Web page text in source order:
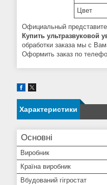
Цвет
Официальный
Купить ультразвуковой
обработки заказа мы с
Оформить заказ по
Характеристики
Основні
Виробник
Країна виробник
Вбудований гігростат